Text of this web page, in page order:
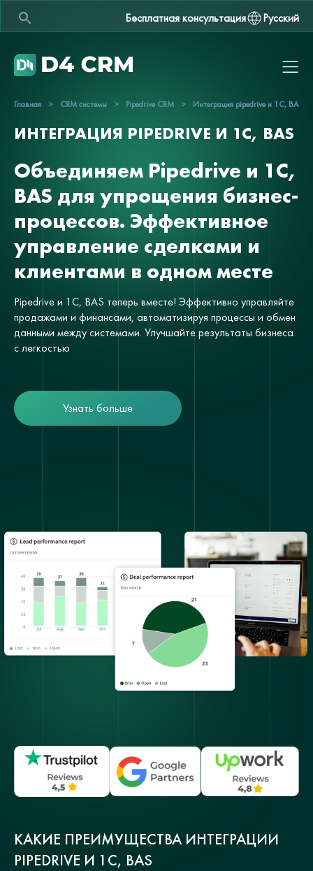
Бесплатная консультация Русский
Главная > CRM системы > Pipedrive CRM > Интеграция pipedrive и 1С, BAS
ИНТЕГРАЦИЯ PIPEDRIVE И 1С, BAS
Объединяем Pipedrive и 1С,
BAS для упрощения бизнес-
процессов. Эффективное
управление сделками и
клиентами в одном месте
Pipedrive и 1С, BAS теперь вместе! Эффективно управляйте
продажами и финансами, автоматизируя процессы и обмен
данными между системами. Улучшайте результаты бизнеса
с легкостью
Узнать больше
КАКИЕ ПРЕИМУЩЕСТВА ИНТЕГРАЦИИ
PIPEDRIVE И 1С, BAS